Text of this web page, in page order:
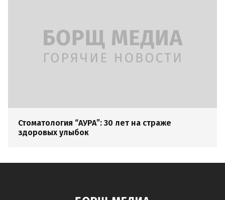
Стоматология “АУРА”: 30 лет на страже
здоровых улыбок